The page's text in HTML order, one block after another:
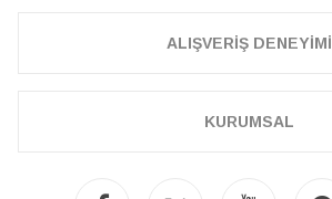
ALIŞVERİŞ DENEYİMİ
KURUMSAL